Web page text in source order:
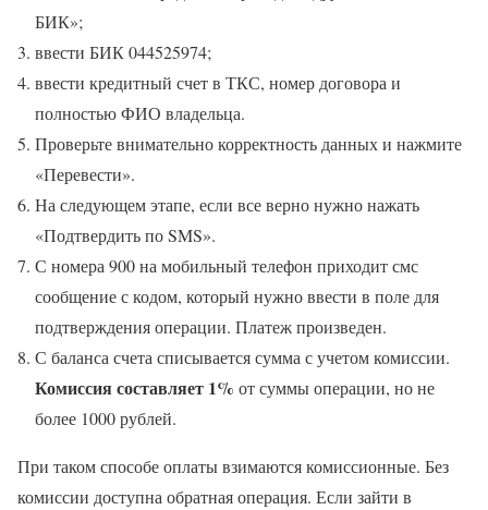
БИК»;
ввести БИК 044525974;
ввести кредитный счет в ТКС, номер договора и
полностью ФИО владельца.
Проверьте внимательно корректность данных и нажмите
«Перевести».
На следующем этапе, если все верно нужно нажать
«Подтвердить по SMS».
С номера 900 на мобильный телефон приходит смс
сообщение с кодом, который нужно ввести в поле для
подтверждения операции. Платеж произведен.
С баланса счета списывается сумма с учетом комиссии.
Комиссия составляет 1% от суммы операции, но не
более 1000 рублей.
При таком способе оплаты взимаются комиссионные. Без
комиссии доступна обратная операция. Если зайти в